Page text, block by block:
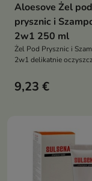
Aloesove Żel pod
prysznic i
2w1 250 ml
Żel Pod Prysznic i
2w1 delikatnie
oraz pomaga chronić ją
przesuszeniem dzięki
9,23 €